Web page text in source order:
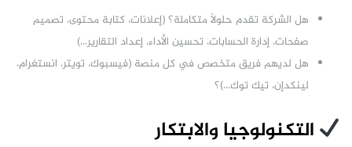
هل الشركة تقدم حلولاً متكاملة؟ (إعلانات، كتابة محتوى، تصميم
صفحات، إدارة الحسابات، تحسين الأداء، إعداد التقارير…)
هل لديهم فريق متخصص في كل منصة (فيسبوك، تويتر، انستغرام،
لينكدإن، تيك توك…)؟
التكنولوجيا والابتكار